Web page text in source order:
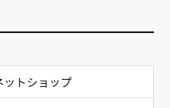
ットショップ